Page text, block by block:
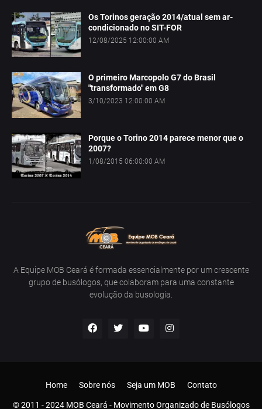
Os Torinos geração 2014/atual sem ar-
condicionado no SIT-FOR
12/08/2025 12:00:00 AM
O primeiro Marcopolo G7 do Brasil
"transformado" em G8
3/10/2023 12:00:00 AM
Porque o Torino 2014 parece menor que o
2007?
1/08/2015 06:00:00 AM
A Equipe MOB Ceará é formada essencialmente por um crescente
grupo de busólogos, que colaboram para uma constante
evolução da busologia.
© 2011 - 2024 MOB Ceará - Movimento Organizado de Busólogos
Home Sobre nós Seja um MOB Contato